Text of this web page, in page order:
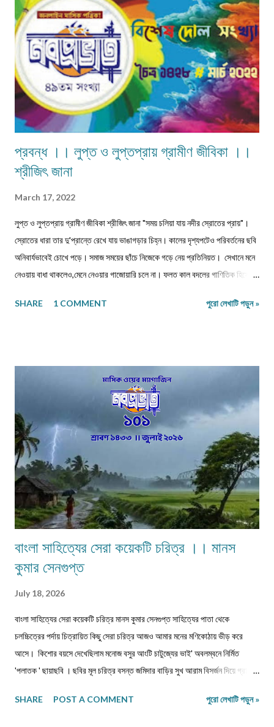
প্রবন্ধ ।। লুপ্ত ও লুপ্তপ্রায় গ্রামীণ জীবিকা ।।
শ্রীজিৎ জানা
March 17, 2022
লুপ্ত ও লুপ্তপ্রায় গ্রামীণ জীবিকা শ্রীজিৎ জানা "সময় চলিয়া যায় নদীর স্রোতের প্রায়"।
স্রোতের ধারা তার দু'প্রান্তে রেখে যায় ভাঙাগড়ার চিহ্ন। কালের দৃশ্যপটেও পরিবর্তনের ছবি
অনিবার্যভাবেই চোখে পড়ে। সমাজ সময়ের ছাঁচে নিজেকে গড়ে নেয় প্রতিনিয়ত। সেখানে মনে
নেওয়ায় বাধা থাকলেও,মেনে নেওয়ার গাজোয়ারি চলে না। ফলত কাল বদলের গাণিতিক হিসেবে
থাকার সংগ্রাম। মানুষের জীবনযাপনের ক্ষেত্রে আজকে যা অত্যাবশ্যকীয় কাল তার বিকল্প রূপ
এককালীন। সব পেশার লোকেরাই কত নিষ্ঠা ভরে গাঁয়ে তাদের পরিষেবা দিত। বিনিময়ে
সামান্য আয় হত তাদের। আর সেই আয়টুকুই ছিল তাদের সংসার নির্বাহের একমাত্র উপায়।
কালে কালান্তরে সেই সব পেশা,সেই সব সমাজবন্ধুরা হারিয়ে গ্যাছে। শুধুমাত্র তারা বেঁচে
আছে অগ্রজের গল্পকথায়,আর বিভিন...
SHARE 1 COMMENT পুরো লেখাটি পড়ুন »
বাংলা সাহিত্যের সেরা কয়েকটি চরিত্র ।। মানস
কুমার সেনগুপ্ত
July 18, 2026
বাংলা সাহিত্যের সেরা কয়েকটি চরিত্র মানস কুমার সেনগুপ্ত সাহিত্যের পাতা থেকে
চলচ্চিত্রের পর্দায় চিত্রায়িত কিছু সেরা চরিত্র আজও আমার মনের মণিকোঠায় ভীড় করে
আসে। কিশোর বয়সে দেখেছিলাম মনোজ বসুর আংটি চাটুজ্যের ভাই' অবলম্বনে নির্মিত
'পলাতক ' ছায়াছবি ‌। ছবির মূল চরিত্র বসন্ত জমিদার বাড়ির সুখ আরাম বিসর্জন দিয়ে গ্রামের
নিজেকে একাত্ম করে নিয়ে ভেবেছি, এমনটা যদি আমি পারতাম। ছবিতে বসন্ত জীবন পথের
SHARE POST A COMMENT পুরো লেখাটি পড়ুন »